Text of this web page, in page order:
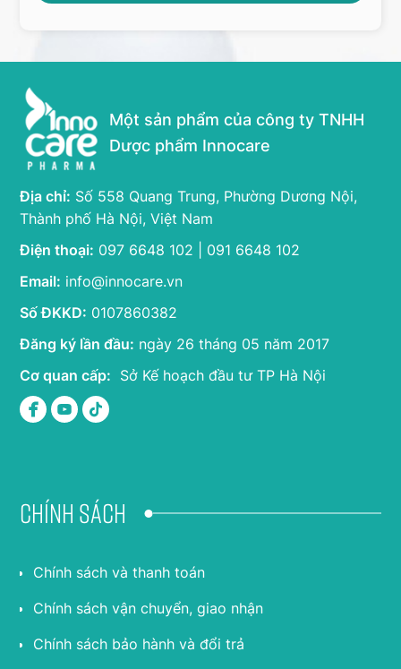
Một sản phẩm của công ty TNHH
Dược phẩm Innocare
Địa chỉ: Số 558 Quang Trung, Phường Dương Nội,
Thành phố Hà Nội, Việt Nam
Điện thoại: 097 6648 102 | 091 6648 102
Email: info@innocare.vn
Số ĐKKD: 0107860382
Đăng ký lần đầu: ngày 26 tháng 05 năm 2017
Cơ quan cấp: Sở Kế hoạch đầu tư TP Hà Nội
Chính sách
Chính sách và thanh toán
Chính sách vận chuyển, giao nhận
Chính sách bảo hành và đổi trả